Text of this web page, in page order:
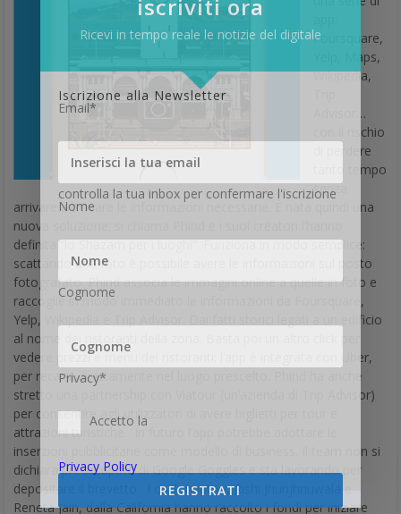
Wikipedia,
Advisor…
tanto tempo
senza
arrivare a trovare le informazioni necessarie. È nata quindi una
nuova soluzione: si chiama Phind e i suoi creatori l’hanno
definita “lo Shazam per i luoghi”. Funziona in modo semplice:
scattando una foto è possibile avere le informazioni sul posto
fotografato. Phind associa le immagini online a quelle in foto e
raccoglie in modo immediato le informazioni da Foursquare,
Yelp, Wikipedia e Trip Advisor. Dai fatti storici legati a un edificio
al nome dei ristoranti della zona. Basta poi un altro click per
vedere prezzi e menu dei ristoranti; l’app è integrata con Uber,
per recarsi direttamente nel luogo prescelto. Phind ha anche
stretto una partnership con Viatour (un’azienda di Trip Advisor)
per consentire agli utilizzatori di avere biglietti per tour e
attrazioni turistiche. In futuro l’app potrebbe adottare le
inserzioni pubblicitarie come modello di business. Il team non si
dichiara preoccupato di Google Goggles e sta lavorando per
depositare il brevetto. I co-fondatori, Rishi Jhunjhnuwala e
Reneta Jain, dalla California hanno raccolto i fondi per iniziare
l’attività tra amici e parenti e ora stanno cercando finanziatori
per decollare su larga scala. Phind è scaricabile da App Store:
Nome
Accetto la
Privacy Policy